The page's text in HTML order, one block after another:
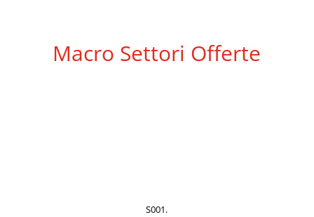
Macro Settori Offerte
S001.